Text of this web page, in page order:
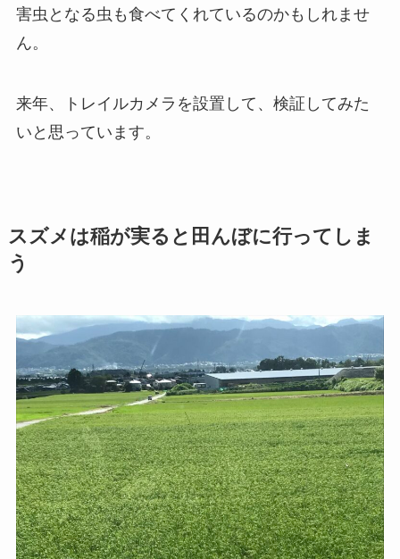
害虫となる虫も食べてくれているのかもしれませ
ん。
来年、トレイルカメラを設置して、検証してみた
いと思っています。
スズメは稲が実ると田んぼに行ってしま
う